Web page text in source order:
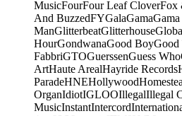
MusicFourFour Leaf CloverFox
And BuzzedFYGalaGama
ManGlitterbeatGlitterhouse
HourGondwanaGood BoyGood
FabbriGTOGuerssenGuess Who
ArtHaute ArealHayride Records
ParadeHNEHollywood
OrganIdiotIGLOOIllegalIllegal
MusicInstantIntercord